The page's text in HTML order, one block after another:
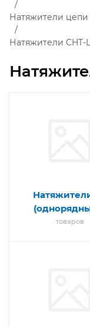
Натяжители цепи
Натяжители CHT-
товаров